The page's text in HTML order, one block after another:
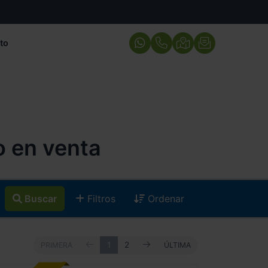
en venta
Buscar Filtros Ordenar
ANTERIOR
2 SIGUIENTE
ÚLTIMA